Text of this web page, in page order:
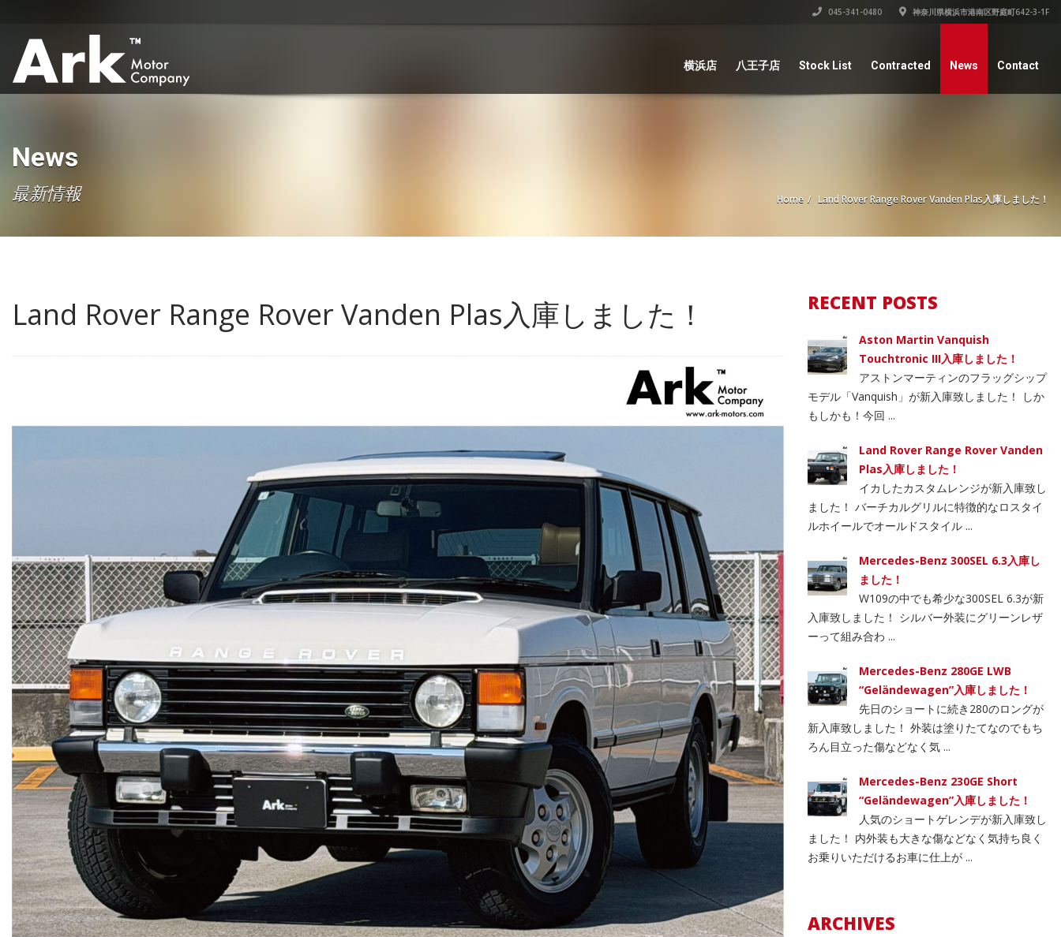
045-341-0480 神奈川県横浜市港南区野庭町642-3-1F
横浜店 八王子店 Stock List Contracted News Contact
News
最新情報 Home Land Rover Range Rover Vanden Plas入庫しました！
Land Rover Range Rover Vanden Plas入庫しました！ RECENT POSTS
Aston Martin Vanquish
Touchtronic III入庫しました！
アストンマーティンのフラッグシップ
モデル「Vanquish」が新入庫致しました！ しか
もしかも！今回 ...
Land Rover Range Rover Vanden
Plas入庫しました！
イカしたカスタムレンジが新入庫致し
ました！ バーチカルグリルに特徴的なロスタイ
ルホイールでオールドスタイル ...
Mercedes-Benz 300SEL 6.3入庫し
ました！
W109の中でも希少な300SEL 6.3が新
入庫致しました！ シルバー外装にグリーンレザ
ーって組み合わ ...
Mercedes-Benz 280GE LWB
“Geländewagen”入庫しました！
先日のショートに続き280のロングが
新入庫致しました！ 外装は塗りたてなのでもち
ろん目立った傷などなく気 ...
Mercedes-Benz 230GE Short
“Geländewagen”入庫しました！
人気のショートゲレンデが新入庫致し
ました！ 内外装も大きな傷などなく気持ち良く
お乗りいただけるお車に仕上が ...
ARCHIVES